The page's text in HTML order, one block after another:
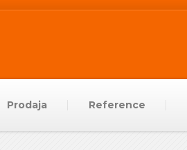
Prodaja Reference